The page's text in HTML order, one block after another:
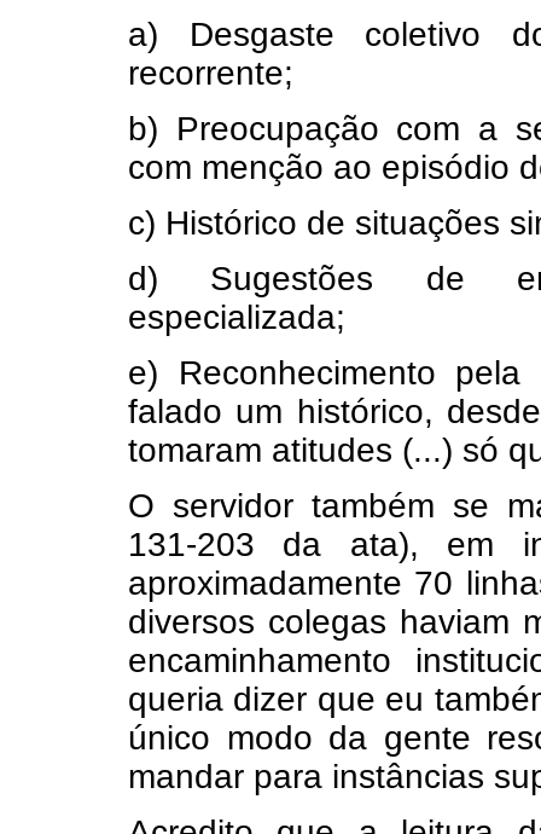
a) Desgaste coletivo
recorrente;
b) Preocupação com a
com menção ao episódio
c) Histórico de situações
d) Sugestões de
especializada;
e) Reconhecimento
falado um histórico,
tomaram atitudes (...) só
O servidor também se
131-203 da ata), em
aproximadamente 70
diversos colegas haviam
encaminhamento
queria dizer que eu
único modo da gente
mandar para instâncias